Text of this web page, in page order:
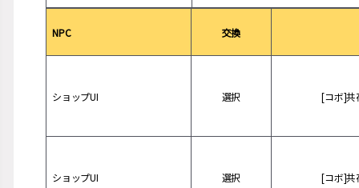
NPC 交換
ショップUI 選択 [コボ]共
ショップUI 選択 [コボ]共